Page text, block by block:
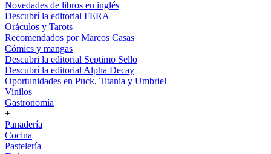
Novedades de libros en inglés
Descubrí la editorial FERA
Oráculos y Tarots
Recomendados por Marcos Casas
Cómics y mangas
Descubri la editorial Septimo Sello
Descubrí la editorial Alpha Decay
Oportunidades en Puck, Titania y Umbriel
Vinilos
Gastronomía
+
Panadería
Cocina
Pastelería